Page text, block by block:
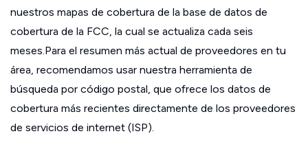
nuestros mapas de cobertura de la base de datos de
cobertura de la FCC, la cual se actualiza cada seis
meses.Para el resumen más actual de proveedores en tu
área, recomendamos usar nuestra herramienta de
búsqueda por código postal, que ofrece los datos de
cobertura más recientes directamente de los proveedores
de servicios de internet (ISP).